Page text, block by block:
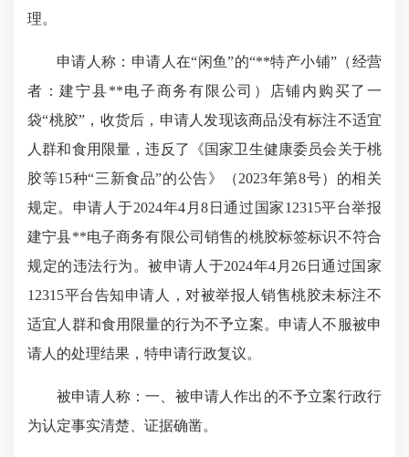
理。
申请人称：申请人在“闲鱼”的“**特产小铺”（经营
者：建宁县**电子商务有限公司）店铺内购买了一
袋“桃胶”，收货后，申请人发现该商品没有标注不适宜
人群和食用限量，违反了《国家卫生健康委员会关于桃
胶等15种“三新食品”的公告》（2023年第8号）的相关
规定。申请人于2024年4月8日通过国家12315平台举报
建宁县**电子商务有限公司销售的桃胶标签标识不符合
规定的违法行为。被申请人于2024年4月26日通过国家
12315平台告知申请人，对被举报人销售桃胶未标注不
适宜人群和食用限量的行为不予立案。申请人不服被申
请人的处理结果，特申请行政复议。
被申请人称：一、被申请人作出的不予立案行政行
为认定事实清楚、证据确凿。